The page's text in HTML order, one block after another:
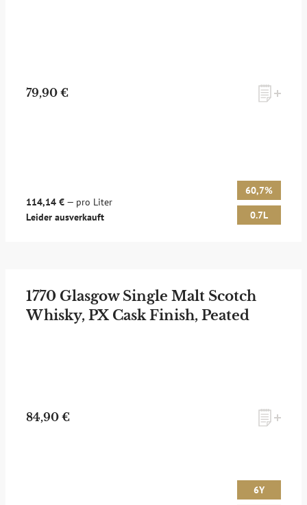
79,90 €
114,14 € — pro Liter
Leider ausverkauft
60,7%
0.7L
1770 Glasgow Single Malt Scotch
Whisky, PX Cask Finish, Peated
84,90 €
6Y
Möchten Sie ein für Newsletter-Abonnenten exklusives
auf dem Laufenden gehalten werden? Dann melden Sie sich